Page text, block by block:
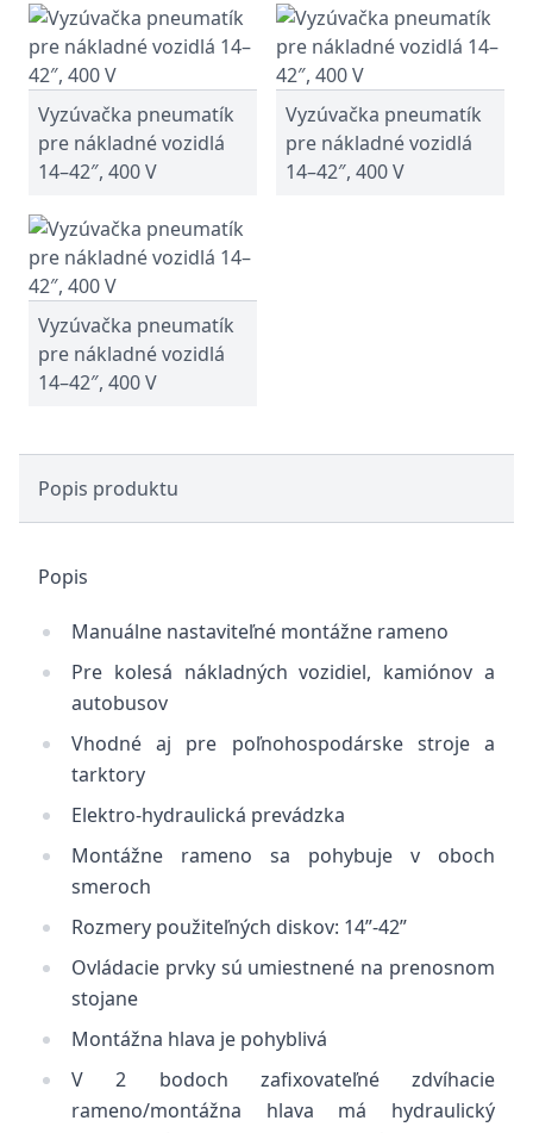
Vyzúvačka pneumatík
pre nákladné vozidlá
14–42″, 400 V
Vyzúvačka pneumatík
pre nákladné vozidlá
14–42″, 400 V
Vyzúvačka pneumatík
pre nákladné vozidlá
14–42″, 400 V
Popis produktu
Popis
Manuálne nastaviteľné montážne rameno
Pre kolesá nákladných vozidiel, kamiónov a
autobusov
Vhodné aj pre poľnohospodárske stroje a
tarktory
Elektro-hydraulická prevádzka
Montážne rameno sa pohybuje v oboch
smeroch
Rozmery použiteľných diskov: 14”-42”
Ovládacie prvky sú umiestnené na prenosnom
stojane
Montážna hlava je pohyblivá
V 2 bodoch zafixovateľné zdvíhacie
rameno/montážna hlava má hydraulický